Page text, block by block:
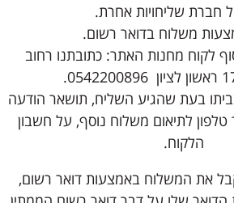
חברת שליחויות אחרת.
משלוח בדואר רשום.
לקוח מחנות האתר: כתובתנו רחוב
בעת שהגיע השליח, תושאר הודעה
לתיאום משלוח נוסף, על חשבון
הלקוח.
את המשלוח באמצעות דואר רשום,